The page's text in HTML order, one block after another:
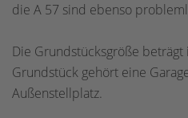
die A 57 sind ebenso
Die Grundstücksgröße beträgt
Grundstück gehört eine
Außenstellplatz.